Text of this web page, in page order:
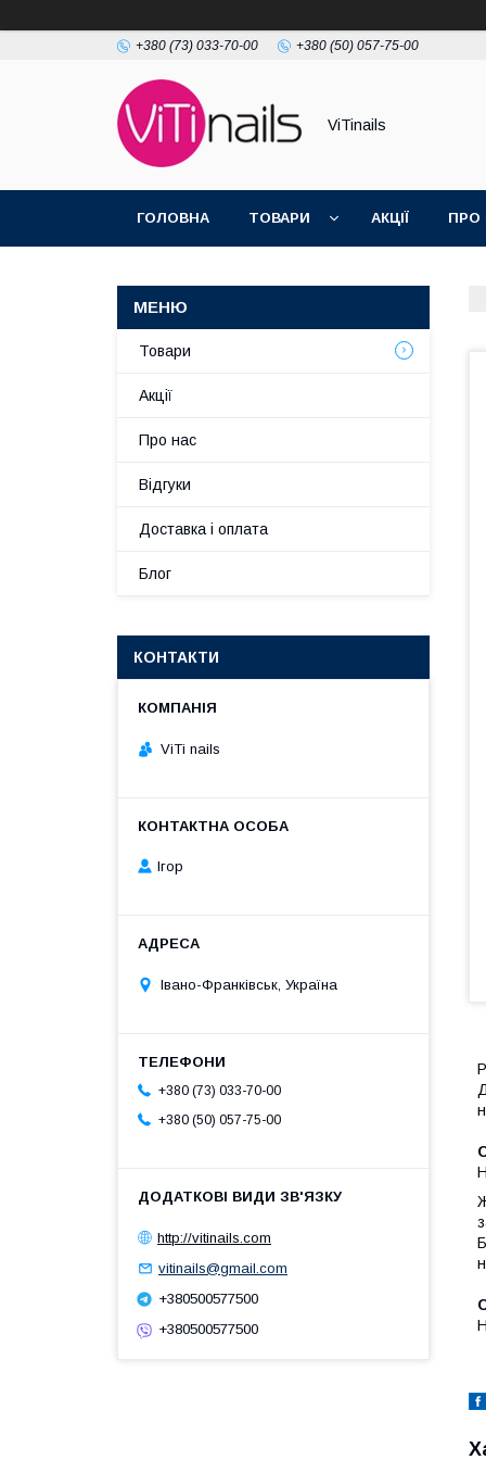
+380 (73) 033-70-00 +380 (50) 057-75-00
ViTinails
ГОЛОВНА ТОВАРИ АКЦІЇ ПРО
Товари
Акції
Про нас
Відгуки
Доставка і оплата
Блог
КОНТАКТИ
ViTi nails
Ігор
Івано-Франківськ, Україна
+380 (73) 033-70-00
+380 (50) 057-75-00
http://vitinails.com
vitinails@gmail.com
+380500577500
+380500577500